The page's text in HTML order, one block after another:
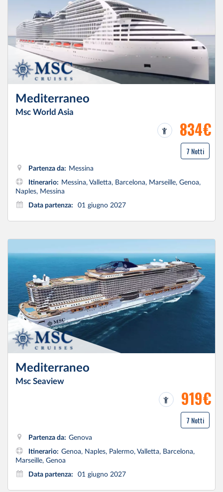
Mediterraneo
Msc World Asia
834€
7 Notti
Partenza da: Messina
Itinerario: Messina, Valletta, Barcelona, Marseille, Genoa,
Naples, Messina
Data partenza:
01 giugno 2027
Mediterraneo
Msc Seaview
919€
7 Notti
Partenza da: Genova
Itinerario: Genoa, Naples, Palermo, Valletta, Barcelona,
Marseille, Genoa
Data partenza:
01 giugno 2027